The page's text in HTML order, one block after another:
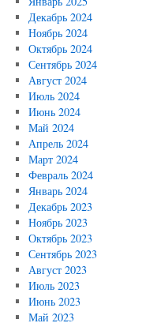
Декабрь 2024
Ноябрь 2024
Октябрь 2024
Сентябрь 2024
Август 2024
Июль 2024
Июнь 2024
Май 2024
Апрель 2024
Март 2024
Февраль 2024
Январь 2024
Декабрь 2023
Ноябрь 2023
Октябрь 2023
Сентябрь 2023
Август 2023
Июль 2023
Июнь 2023
Май 2023